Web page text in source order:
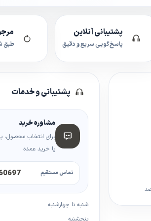
پشتیبانی آنلاین
پاسخ‌گویی سریع و دقیق طبق
پشتیبانی و خدمات
مشاوره خرید
برای انتخاب محصول،
یا خرید عمده
تماس مستقیم
شنبه تا چهارشنبه
پنجشنبه